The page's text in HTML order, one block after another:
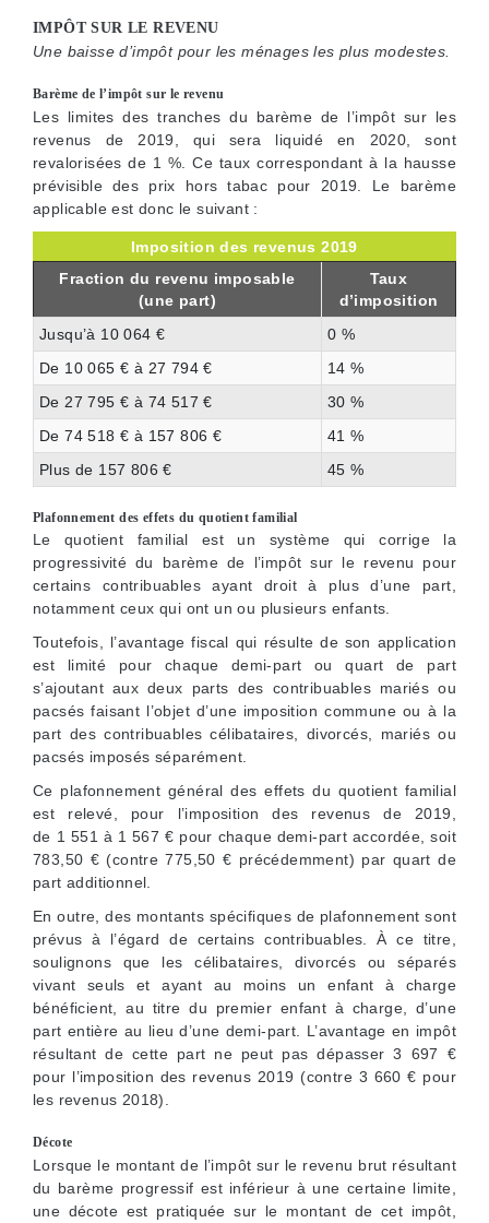
IMPÔT SUR LE REVENU
Une baisse d’impôt pour les ménages les plus modestes.
Barème de l’impôt sur le revenu
Les limites des tranches du barème de l’impôt sur les
revenus de 2019, qui sera liquidé en 2020, sont
revalorisées de 1 %. Ce taux correspondant à la hausse
prévisible des prix hors tabac pour 2019. Le barème
applicable est donc le suivant :
Imposition des revenus 2019
Fraction du revenu imposable
(une part)
Taux
d’imposition
Jusqu’à 10 064 €
0 %
De 10 065 € à 27 794 €
14 %
De 27 795 € à 74 517 €
30 %
De 74 518 € à 157 806 €
41 %
Plus de 157 806 €
45 %
Plafonnement des effets du quotient familial
Le quotient familial est un système qui corrige la
progressivité du barème de l’impôt sur le revenu pour
certains contribuables ayant droit à plus d’une part,
notamment ceux qui ont un ou plusieurs enfants.
Toutefois, l’avantage fiscal qui résulte de son application
est limité pour chaque demi-part ou quart de part
s’ajoutant aux deux parts des contribuables mariés ou
pacsés faisant l’objet d’une imposition commune ou à la
part des contribuables célibataires, divorcés, mariés ou
pacsés imposés séparément.
Ce plafonnement général des effets du quotient familial
est relevé, pour l’imposition des revenus de 2019,
de 1 551 à 1 567 € pour chaque demi-part accordée, soit
783,50 € (contre 775,50 € précédemment) par quart de
part additionnel.
En outre, des montants spécifiques de plafonnement sont
prévus à l’égard de certains contribuables. À ce titre,
soulignons que les célibataires, divorcés ou séparés
vivant seuls et ayant au moins un enfant à charge
bénéficient, au titre du premier enfant à charge, d’une
part entière au lieu d’une demi-part. L’avantage en impôt
résultant de cette part ne peut pas dépasser 3 697 €
pour l’imposition des revenus 2019 (contre 3 660 € pour
les revenus 2018).
Décote
Lorsque le montant de l’impôt sur le revenu brut résultant
du barème progressif est inférieur à une certaine limite,
une décote est pratiquée sur le montant de cet impôt,